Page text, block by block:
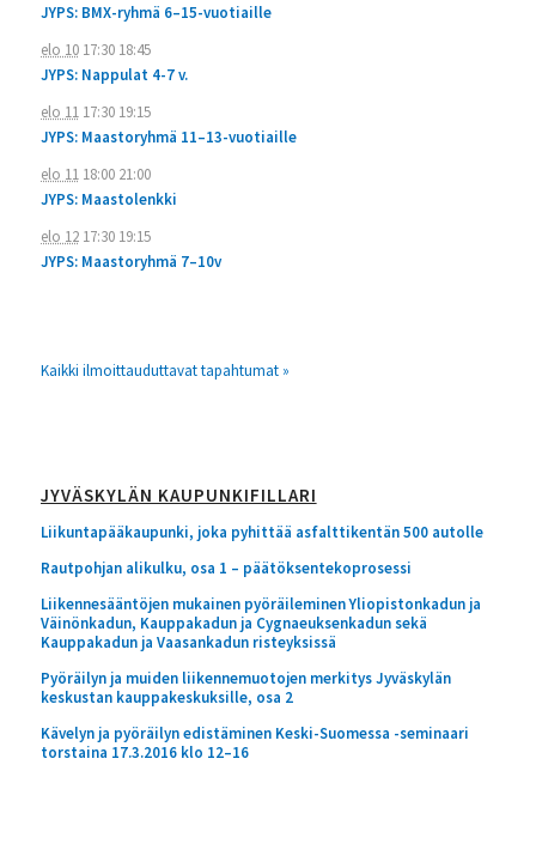
JYPS: BMX-ryhmä 6–15-vuotiaille
elo 1017:30 18:45
JYPS: Nappulat 4-7 v.
elo 1117:30 19:15
JYPS: Maastoryhmä 11–13-vuotiaille
elo 1118:00 21:00
JYPS: Maastolenkki
elo 1217:30 19:15
JYPS: Maastoryhmä 7–10v
Kaikki ilmoittauduttavat tapahtumat »
JYVÄSKYLÄN KAUPUNKIFILLARI
Liikuntapääkaupunki, joka pyhittää asfalttikentän 500 autolle
Rautpohjan alikulku, osa 1 – päätöksentekoprosessi
Liikennesääntöjen mukainen pyöräileminen Yliopistonkadun ja
Väinönkadun, Kauppakadun ja Cygnaeuksenkadun sekä
Kauppakadun ja Vaasankadun risteyksissä
Pyöräilyn ja muiden liikennemuotojen merkitys Jyväskylän
keskustan kauppakeskuksille, osa 2
Kävelyn ja pyöräilyn edistäminen Keski-Suomessa -seminaari
torstaina 17.3.2016 klo 12–16